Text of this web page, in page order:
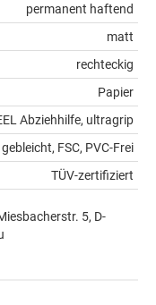
permanent haftend
matt
rechteckig
Papier
Abziehhilfe, ultragrip
FSC, PVC-Frei
TÜV-zertifiziert
5, D-